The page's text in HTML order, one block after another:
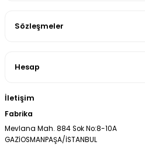
Sözleşmeler
Hesap
İletişim
Fabrika
Mevlana Mah. 884 Sok No:8-10A
GAZİOSMANPAŞA/İSTANBUL